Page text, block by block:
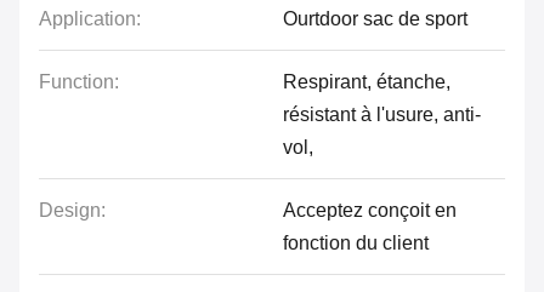
Application: Ourtdoor sac de sport
Function:
Respirant, étanche,
résistant à l'usure, anti-
vol,
Design:
Acceptez conçoit en
fonction du client